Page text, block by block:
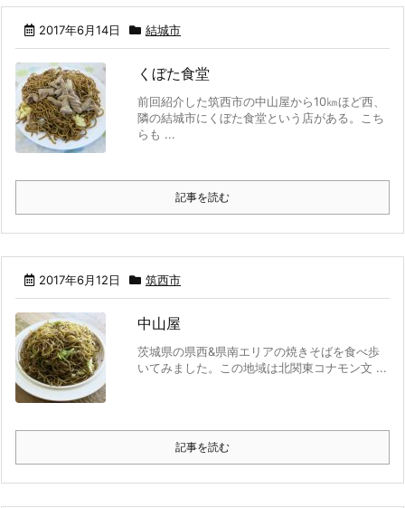
2017年6月14日 結城市
くぼた食堂
前回紹介した筑西市の中山屋から10㎞ほど西、
隣の結城市にくぼた食堂という店がある。こち
らも ...
記事を読む
2017年6月12日 筑西市
中山屋
茨城県の県西&県南エリアの焼きそばを食べ歩
いてみました。この地域は北関東コナモン文 ...
記事を読む